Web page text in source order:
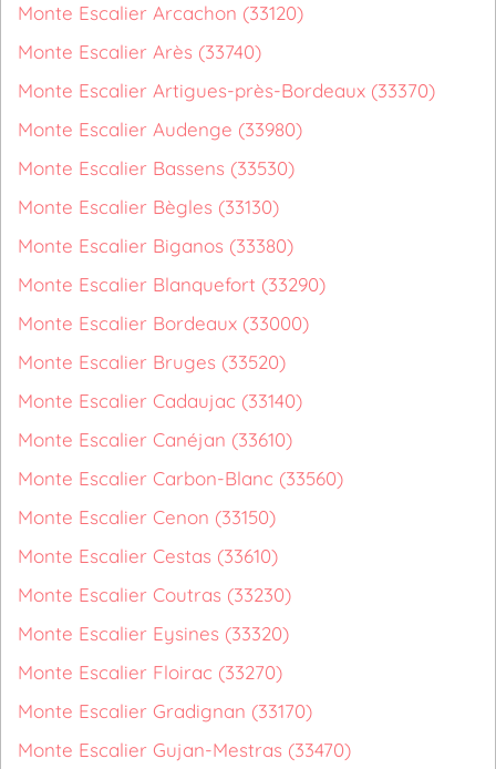
Monte Escalier Arcachon (33120)
Monte Escalier Arès (33740)
Monte Escalier Artigues-près-Bordeaux (33370)
Monte Escalier Audenge (33980)
Monte Escalier Bassens (33530)
Monte Escalier Bègles (33130)
Monte Escalier Biganos (33380)
Monte Escalier Blanquefort (33290)
Monte Escalier Bordeaux (33000)
Monte Escalier Bruges (33520)
Monte Escalier Cadaujac (33140)
Monte Escalier Canéjan (33610)
Monte Escalier Carbon-Blanc (33560)
Monte Escalier Cenon (33150)
Monte Escalier Cestas (33610)
Monte Escalier Coutras (33230)
Monte Escalier Eysines (33320)
Monte Escalier Floirac (33270)
Monte Escalier Gradignan (33170)
Monte Escalier Gujan-Mestras (33470)